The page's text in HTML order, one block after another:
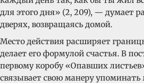
для этого дня» (2, 209), — думает
дверях, возвращаясь домой.
Место действия расширяет
делает его формулой счастья. В
первому коробу «Опавших
связывает свою манеру упоминать